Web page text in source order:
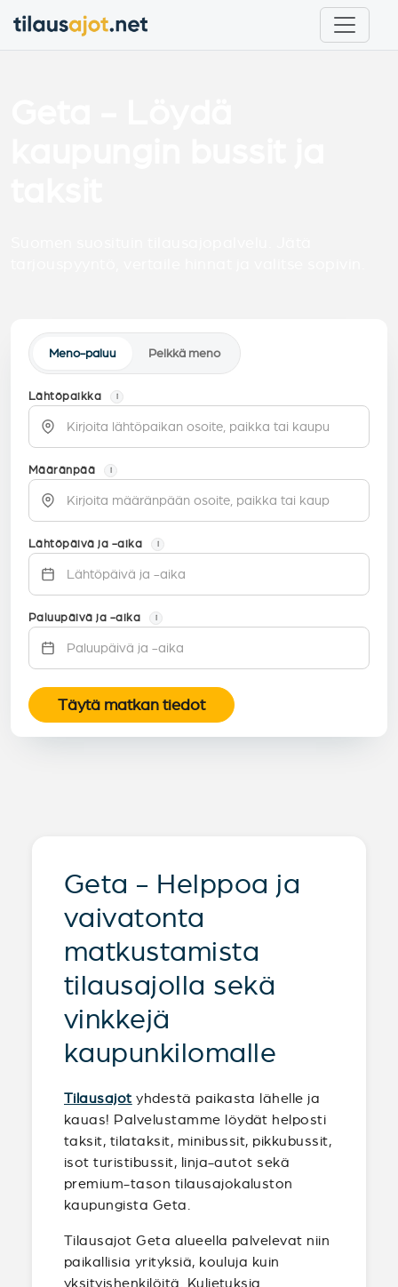
Meno-paluu Pelkkä meno
Lähtöpaikka i
Määränpää i
Lähtöpäivä ja -aika i
Paluupäivä ja -aika i
Täytä matkan tiedot
Geta - Helppoa ja
vaivatonta
matkustamista
tilausajolla sekä
vinkkejä
kaupunkilomalle
Tilausajot yhdestä paikasta lähelle ja
kauas! Palvelustamme löydät helposti
taksit, tilataksit, minibussit, pikkubussit,
isot turistibussit, linja-autot sekä
premium-tason tilausajokaluston
kaupungista Geta.
Tilausajot Geta alueella palvelevat niin
paikallisia yrityksiä, kouluja kuin
yksityishenkilöitä. Kuljetuksia